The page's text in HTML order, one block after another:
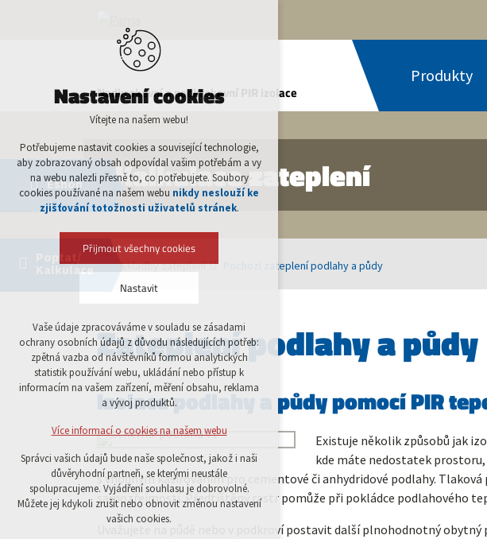
Produkty
Kalkulace zateplení
Skladby zateplení Pochozí zateplení podlahy a půdy
Zateplení podlahy a půdy
Izolace podlahy a půdy pomocí PIR
Existuje několik způsobů jak
kde máte nedostatek
s vhodným kašírováním pro cementové či anhydridové podlahy.
samozřejmostí. Předtištěný rastr pomůže při pokládce podlahového
Uvažujete na půdě nebo v podkroví postavit další plnohodnotný
VSTOUPIT
Eshop
VSTOUPIT
Kalkulace
Nastavení cookies
Vítejte na našem webu!
Potřebujeme nastavit cookies a související technologie,
aby zobrazovaný obsah odpovídal vašim potřebám a vy
na webu nalezli přesně to, co potřebujete. Soubory
cookies používané na našem webu nikdy neslouží ke
zjišťování totožnosti uživatelů stránek.
Přijmout všechny cookies
Nastavit
Technická cookies
nutná pro provozování webu
udržení kontextu stránek (session): případná
přihlášení, volby jazyka, apod.
Volitelná cookies
návštěvnosti
marketingová cookies (Google)
Více informací o cookies na našem webu
Vaše údaje zpracováváme v souladu se zásadami
ochrany osobních údajů z důvodu následujících potřeb:
zpětná vazba od návštěvníků formou analytických
statistik používání webu, ukládání nebo přístup k
informacím na vašem zařízení, měření obsahu, reklama
a vývoj produktů.
Více informací o cookies na našem webu
Správci vašich údajů bude naše společnost, jakož i naši
důvěryhodní partneři, se kterými neustále
spolupracujeme. Vyjádření souhlasu je dobrovolné.
Můžete jej kdykoli zrušit nebo obnovit změnou nastavení
vašich cookies.